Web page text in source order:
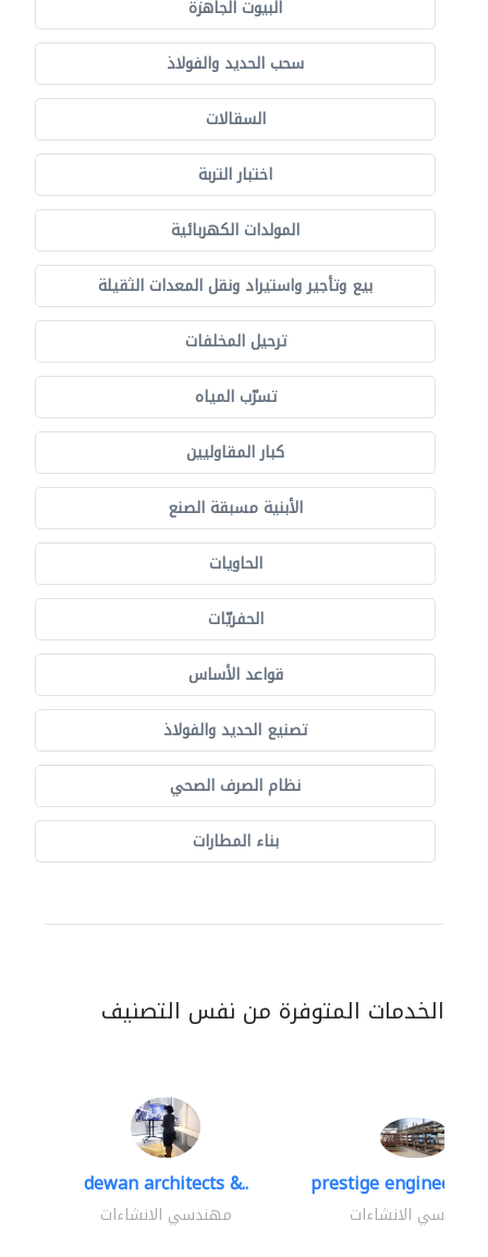
البيوت الجاهزة
سحب الحديد والفولاذ
السقالات
اختبار التربة
المولدات الكهربائية
بيع وتأجير واستيراد ونقل المعدات الثقيلة
ترحيل المخلفات
تسرّب المياه
كبار المقاوليين
الأبنية مسبقة الصنع
الحاويات
الحفريّات
قواعد الأساس
تصنيع الحديد والفولاذ
نظام الصرف الصحي
بناء المطارات
الخدمات المتوفرة من نفس التصنيف
dewan architects &..
مهندسي الانشاءات
prestige
مهندسي الانشاءات